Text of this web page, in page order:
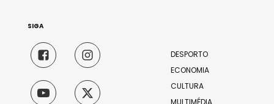
DESPORTO
ECONOMIA
CULTURA
MULTIMÉDIA
SIGA